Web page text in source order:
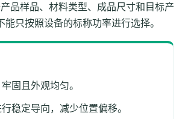
品样品、材料类型、成品尺寸和目标产
能只按照设备的标称功率进行选择。
固且外观均匀。
稳定导向，减少位置偏移。